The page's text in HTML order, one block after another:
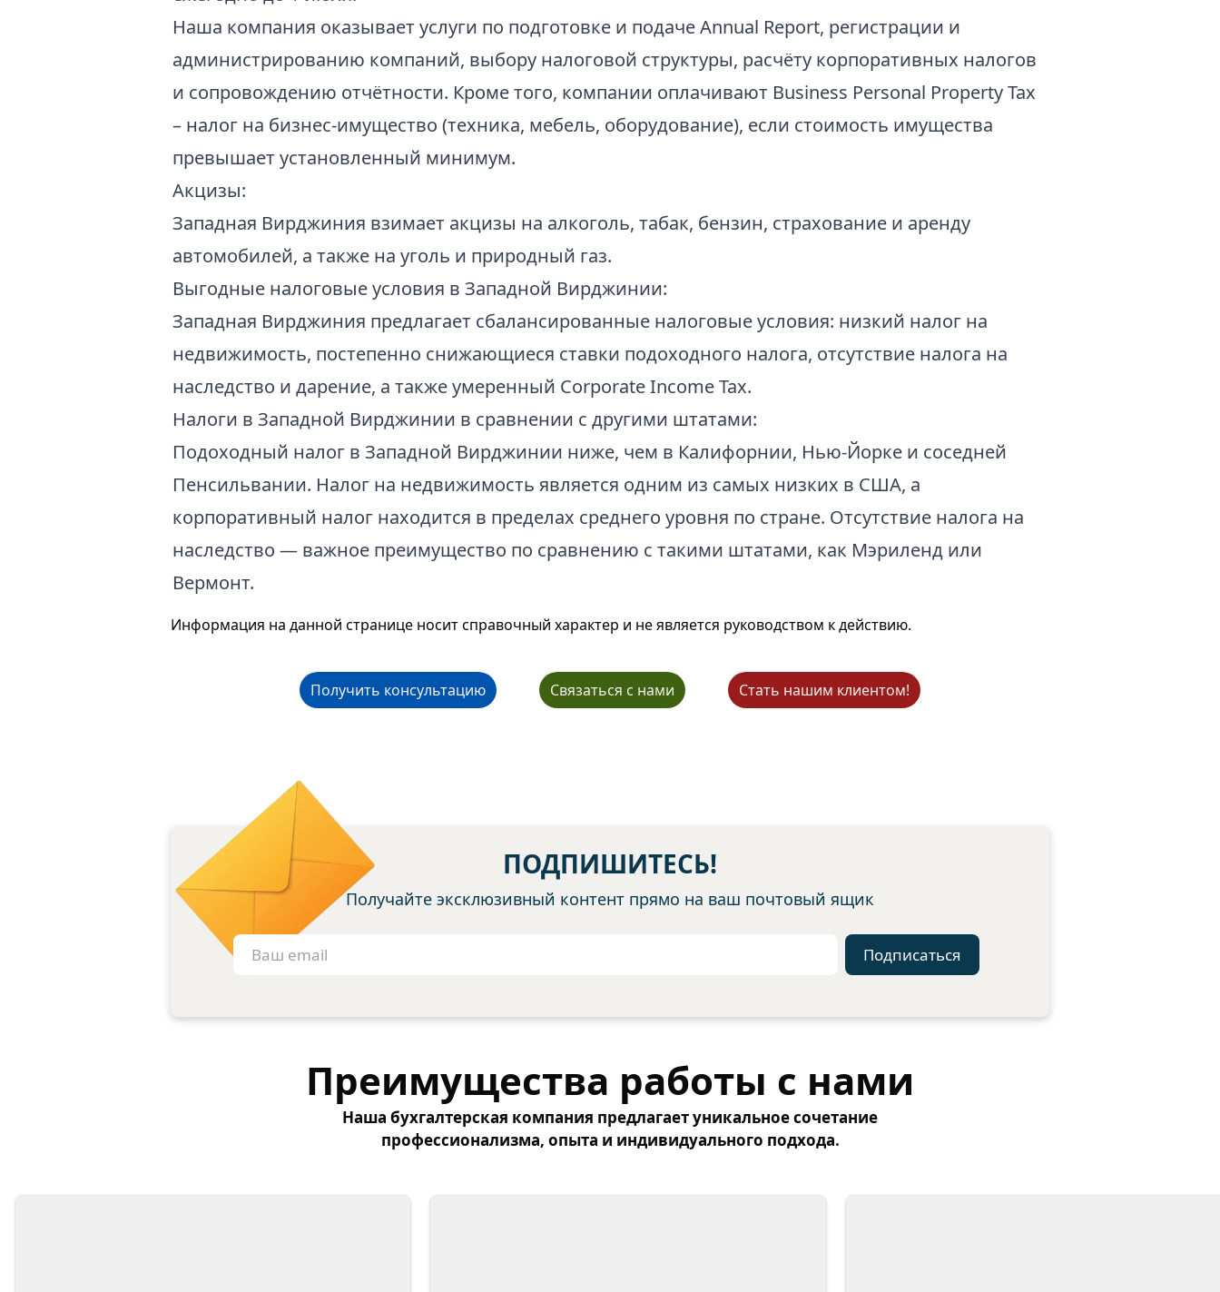
Наша компания оказывает услуги по подготовке и подаче Annual Report, регистрации и
администрированию компаний, выбору налоговой структуры, расчёту корпоративных налогов
и сопровождению отчётности. Кроме того, компании оплачивают Business Personal Property Tax
– налог на бизнес-имущество (техника, мебель, оборудование), если стоимость имущества
превышает установленный минимум.
Акцизы:
Западная Вирджиния взимает акцизы на алкоголь, табак, бензин, страхование и аренду
автомобилей, а также на уголь и природный газ.
Выгодные налоговые условия в Западной Вирджинии:
Западная Вирджиния предлагает сбалансированные налоговые условия: низкий налог на
недвижимость, постепенно снижающиеся ставки подоходного налога, отсутствие налога на
наследство и дарение, а также умеренный Corporate Income Tax.
Налоги в Западной Вирджинии в сравнении с другими штатами:
Подоходный налог в Западной Вирджинии ниже, чем в Калифорнии, Нью-Йорке и соседней
Пенсильвании. Налог на недвижимость является одним из самых низких в США, а
корпоративный налог находится в пределах среднего уровня по стране. Отсутствие налога на
наследство — важное преимущество по сравнению с такими штатами, как Мэриленд или
Вермонт.
Информация на данной странице носит справочный характер и не является руководством к действию.
Получить консультацию Связаться с нами Стать нашим клиентом!
ПОДПИШИТЕСЬ!
Получайте эксклюзивный контент прямо на ваш почтовый ящик
Подписаться
Преимущества работы с нами
Наша бухгалтерская компания предлагает уникальное сочетание
профессионализма, опыта и индивидуального подхода.